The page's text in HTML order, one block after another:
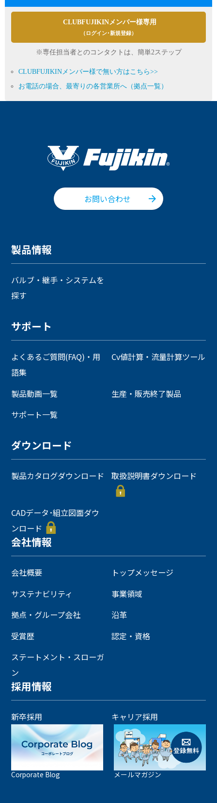
CLUBFUJIKINメンバー様専用
（ログイン･新規登録）
※専任担当者とのコンタクトは、簡単2ステップ
CLUBFUJIKINメンバー様で無い方はこちら>>
お電話の場合、最寄りの各営業所へ（拠点一覧）
お問い合わせ
製品情報
バルブ・継手・システムを
探す
サポート
よくあるご質問(FAQ)・用
語集
Cv値計算・流量計算ツール
製品動画一覧
生産・販売終了製品
サポート一覧
ダウンロード
製品カタログダウンロード 取扱説明書ダウンロード
CADデータ･組立図面ダウ
ンロード
会社情報
会社概要
トップメッセージ
サステナビリティ
事業領域
拠点・グループ会社
沿革
受賞歴
認定・資格
ステートメント・スローガ
ン
採用情報
新卒採用 キャリア採用
Corporate Blog メールマガジン